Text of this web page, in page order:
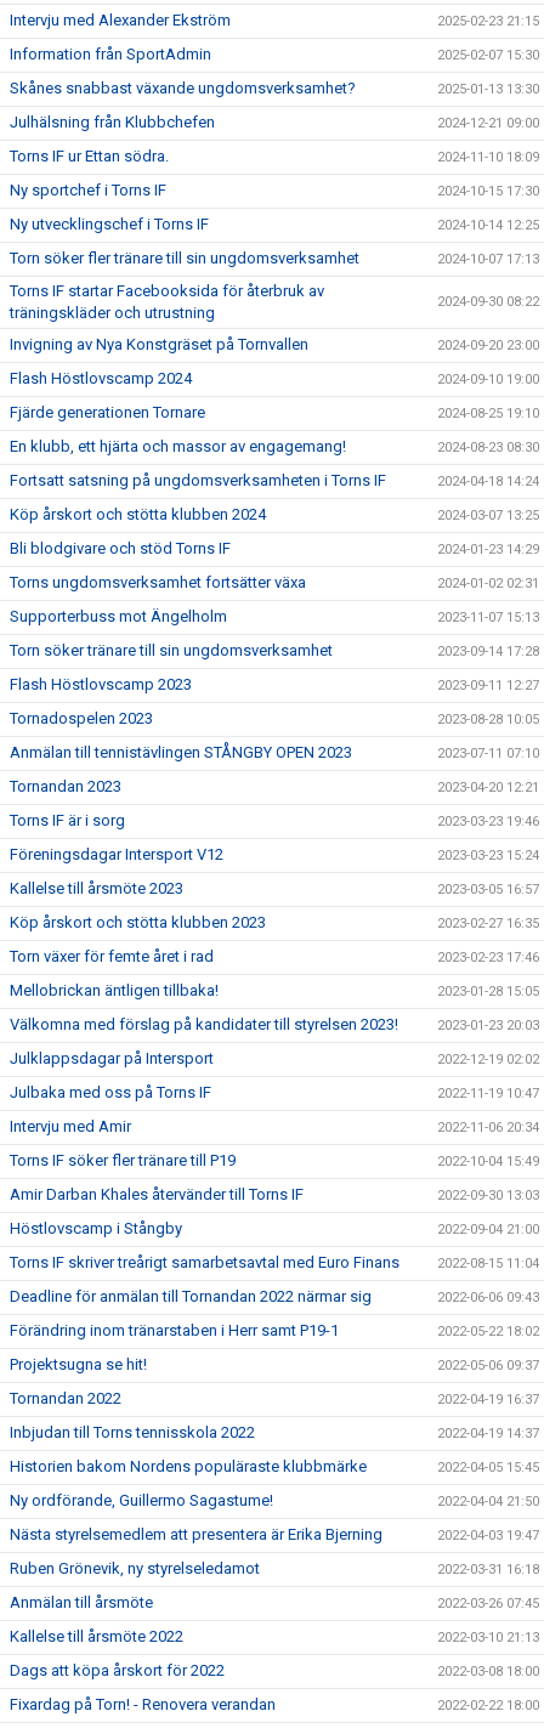
Intervju med Alexander Ekström 2025-02-23 21:15
Information från SportAdmin 2025-02-07 15:30
Skånes snabbast växande ungdomsverksamhet? 2025-01-13 13:30
Julhälsning från Klubbchefen 2024-12-21 09:00
Torns IF ur Ettan södra. 2024-11-10 18:09
Ny sportchef i Torns IF 2024-10-15 17:30
Ny utvecklingschef i Torns IF 2024-10-14 12:25
Torn söker fler tränare till sin ungdomsverksamhet 2024-10-07 17:13
Torns IF startar Facebooksida för återbruk av
träningskläder och utrustning
2024-09-30 08:22
Invigning av Nya Konstgräset på Tornvallen 2024-09-20 23:00
Flash Höstlovscamp 2024 2024-09-10 19:00
Fjärde generationen Tornare 2024-08-25 19:10
En klubb, ett hjärta och massor av engagemang! 2024-08-23 08:30
Fortsatt satsning på ungdomsverksamheten i Torns IF 2024-04-18 14:24
Köp årskort och stötta klubben 2024 2024-03-07 13:25
Bli blodgivare och stöd Torns IF 2024-01-23 14:29
Torns ungdomsverksamhet fortsätter växa 2024-01-02 02:31
Supporterbuss mot Ängelholm 2023-11-07 15:13
Torn söker tränare till sin ungdomsverksamhet 2023-09-14 17:28
Flash Höstlovscamp 2023 2023-09-11 12:27
Tornadospelen 2023 2023-08-28 10:05
Anmälan till tennistävlingen STÅNGBY OPEN 2023 2023-07-11 07:10
Tornandan 2023 2023-04-20 12:21
Torns IF är i sorg 2023-03-23 19:46
Föreningsdagar Intersport V12 2023-03-23 15:24
Kallelse till årsmöte 2023 2023-03-05 16:57
Köp årskort och stötta klubben 2023 2023-02-27 16:35
Torn växer för femte året i rad 2023-02-23 17:46
Mellobrickan äntligen tillbaka! 2023-01-28 15:05
Välkomna med förslag på kandidater till styrelsen 2023! 2023-01-23 20:03
Julklappsdagar på Intersport 2022-12-19 02:02
Julbaka med oss på Torns IF 2022-11-19 10:47
Intervju med Amir 2022-11-06 20:34
Torns IF söker fler tränare till P19 2022-10-04 15:49
Amir Darban Khales återvänder till Torns IF 2022-09-30 13:03
Höstlovscamp i Stångby 2022-09-04 21:00
Torns IF skriver treårigt samarbetsavtal med Euro Finans 2022-08-15 11:04
Deadline för anmälan till Tornandan 2022 närmar sig 2022-06-06 09:43
Förändring inom tränarstaben i Herr samt P19-1 2022-05-22 18:02
Projektsugna se hit! 2022-05-06 09:37
Tornandan 2022 2022-04-19 16:37
Inbjudan till Torns tennisskola 2022 2022-04-19 14:37
Historien bakom Nordens populäraste klubbmärke 2022-04-05 15:45
Ny ordförande, Guillermo Sagastume! 2022-04-04 21:50
Nästa styrelsemedlem att presentera är Erika Bjerning 2022-04-03 19:47
Ruben Grönevik, ny styrelseledamot 2022-03-31 16:18
Anmälan till årsmöte 2022-03-26 07:45
Kallelse till årsmöte 2022 2022-03-10 21:13
Dags att köpa årskort för 2022 2022-03-08 18:00
Fixardag på Torn! - Renovera verandan 2022-02-22 18:00